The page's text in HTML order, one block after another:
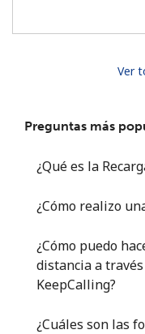
Ver
Preguntas más
¿Qué es la
¿Cómo realizo
¿Cómo puedo
distancia a
KeepCalling?
¿Cuáles son las